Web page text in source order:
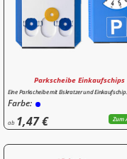
Parkscheibe Einkaufschips
Eine Parkscheibe mit Eiskratzer und Einkaufschip.
Farbe:
ab 1,47 € Zum